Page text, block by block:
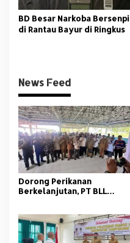
BD Besar Narkoba Bersenpi
di Rantau Bayur di Ringkus
News Feed
Dorong Perikanan
Berkelanjutan, PT BLL
Tangkap